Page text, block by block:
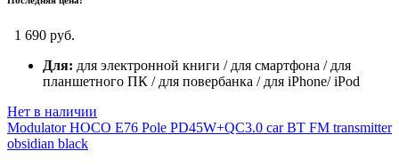
1 690 руб.
Для: для электронной книги / для смартфона / для
планшетного ПК / для повербанка / для iPhone/ iPod
Нет в наличии
Modulator HOCO E76 Pole PD45W+QC3.0 car BT FM transmitter
obsidian black